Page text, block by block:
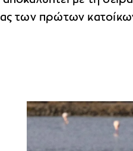
των πρώτων